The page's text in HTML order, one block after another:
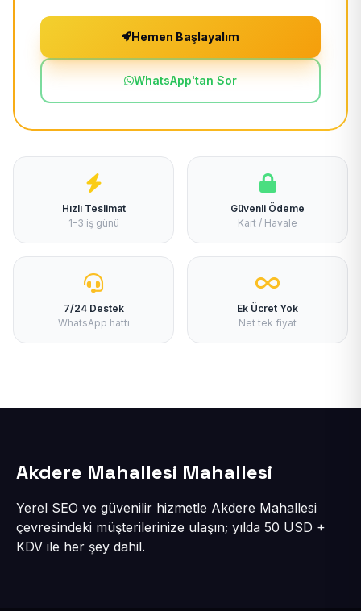
Hemen Başlayalım
WhatsApp'tan Sor
Hızlı Teslimat
1-3 iş günü
Güvenli Ödeme
Kart / Havale
7/24 Destek
WhatsApp hattı
Ek Ücret Yok
Net tek fiyat
Akdere Mahallesi Mahallesi
Yerel SEO ve güvenilir hizmetle Akdere Mahallesi
çevresindeki müşterilerinize ulaşın; yılda 50 USD +
KDV ile her şey dahil.